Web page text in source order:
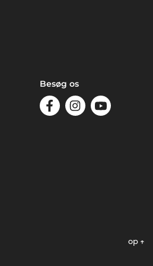
Besøg os
op